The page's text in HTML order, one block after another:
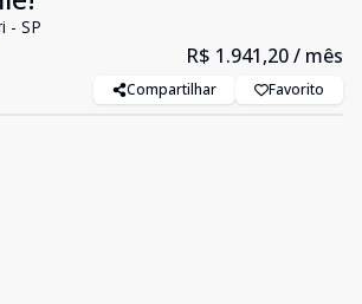
- SP
R$ 1.941,20/ mês
Compartilhar Favorito